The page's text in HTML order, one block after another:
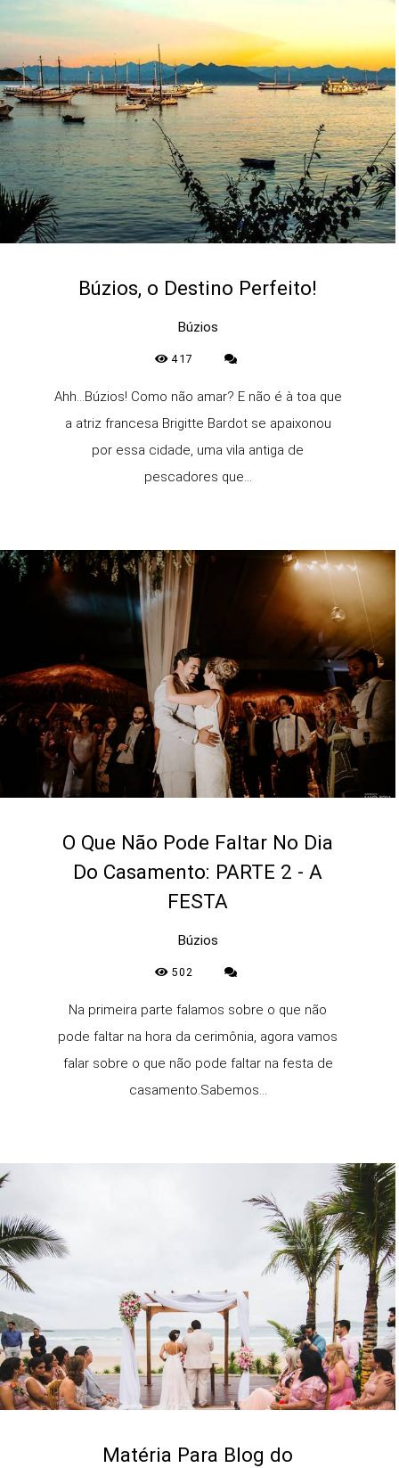
Búzios, o Destino Perfeito!
Búzios
417
Ahh...Búzios! Como não amar? E não é à toa que
a atriz francesa Brigitte Bardot se apaixonou
por essa cidade, uma vila antiga de
pescadores que...
O Que Não Pode Faltar No Dia
Do Casamento: PARTE 2 - A
FESTA
Búzios
502
Na primeira parte falamos sobre o que não
pode faltar na hora da cerimônia, agora vamos
falar sobre o que não pode faltar na festa de
casamento.Sabemos...
Matéria Para Blog do